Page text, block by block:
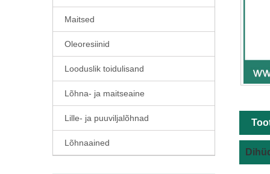
Maitsed
Oleoresiinid
Looduslik toidulisand
Lõhna- ja maitseaine
Lille- ja puuviljalõhnad
Lõhnaained